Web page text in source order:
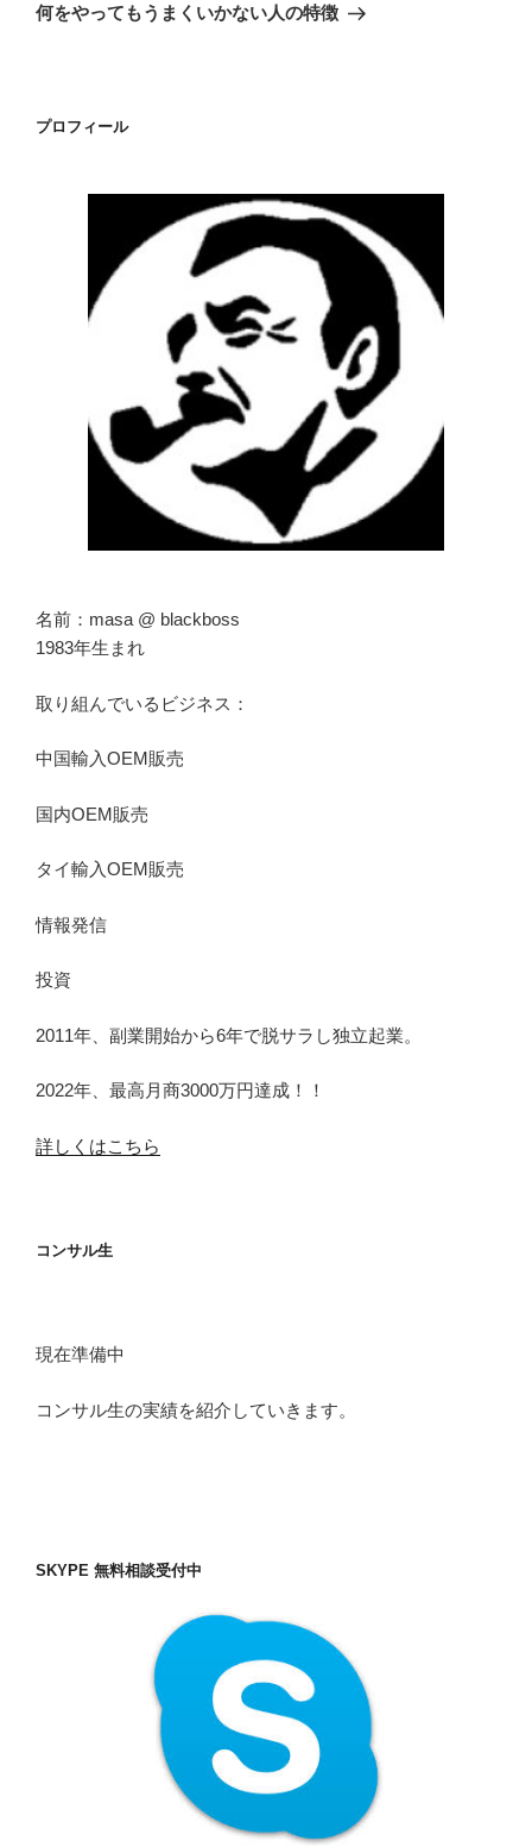
ゲ
ン
の
何をやってもうまくいかない人の特徴
プロフィール
名前：masa @ blackboss
1983年生まれ
取り組んでいるビジネス：
中国輸入OEM販売
国内OEM販売
タイ輸入OEM販売
情報発信
投資
2011年、副業開始から6年で脱サラし独立起業。
2022年、最高月商3000万円達成！！
詳しくはこちら
コンサル生
現在準備中
コンサル生の実績を紹介していきます。
SKYPE 無料相談受付中